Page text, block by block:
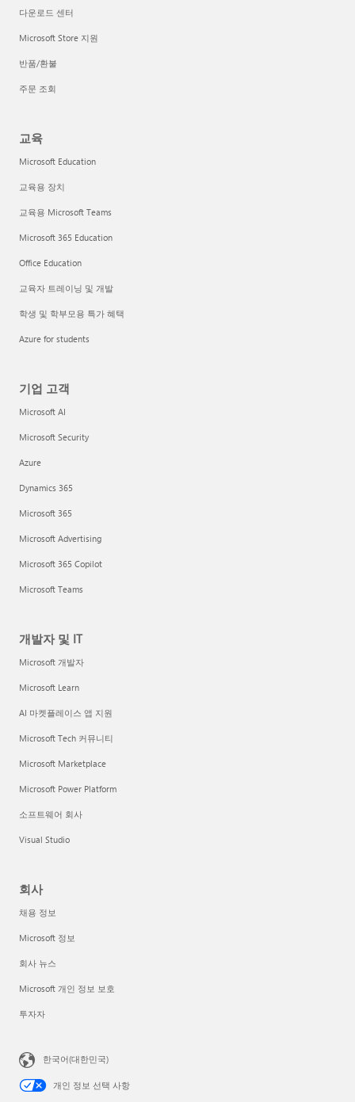
다운로드 센터
Microsoft Store 지원
반품/환불
주문 조회
교육
Microsoft Education
교육용 장치
교육용 Microsoft Teams
Microsoft 365 Education
Office Education
교육자 트레이닝 및 개발
학생 및 학부모용 특가 혜택
Azure for students
기업 고객
Microsoft AI
Microsoft Security
Azure
Dynamics 365
Microsoft 365
Microsoft Advertising
Microsoft 365 Copilot
Microsoft Teams
개발자 및 IT
Microsoft 개발자
Microsoft Learn
AI 마켓플레이스 앱 지원
Microsoft Tech 커뮤니티
Microsoft Marketplace
Microsoft Power Platform
소프트웨어 회사
Visual Studio
회사
채용 정보
Microsoft 정보
회사 뉴스
Microsoft 개인 정보 보호
투자자
한국어(대한민국)
개인 정보 선택 사항